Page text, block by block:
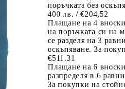
поръчката без
400 лв. / €204,52
Плащане на 4
на поръчката си на
се разделя на 3
оскъпяване. За
€511.31
Плащане на 6
разпределя в 6
За покупки на